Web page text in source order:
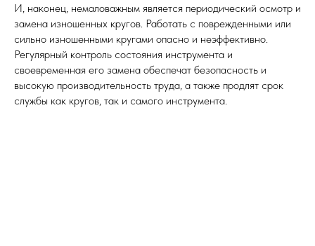
И, наконец, немаловажным является периодический осмотр и
замена изношенных кругов. Работать с поврежденными или
сильно изношенными кругами опасно и неэффективно.
Регулярный контроль состояния инструмента и
своевременная его замена обеспечат безопасность и
высокую производительность труда, а также продлят срок
службы как кругов, так и самого инструмента.